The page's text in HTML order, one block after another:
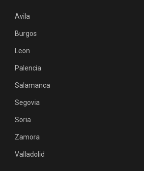
Avila
Burgos
Leon
Palencia
Salamanca
Segovia
Soria
Zamora
Valladolid
Los Pueblos más bonitos de